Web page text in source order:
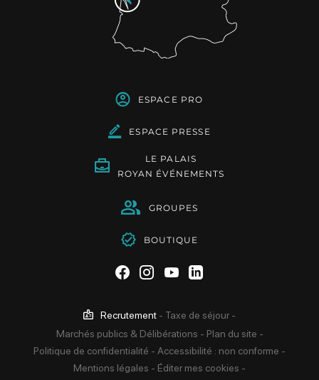
ESPACE PRO
ESPACE PRESSE
LE PALAIS
ROYAN ÉVÉNEMENTS
GROUPES
BOUTIQUE
Suivez-nous sur Facebook
Suivez-nous sur
Suivez-nous sur
Suivez-nous sur
Recrutement - Taxe de séjour -
Marchés publics & Délibérations - Plan du site -
Politique de confidentialité - Accessibilité : non conforme -
Mentions légales - Éditer mes cookies -